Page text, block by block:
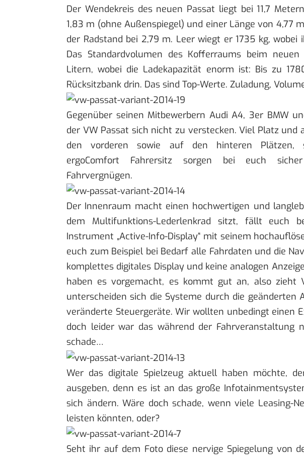
Der Wendekreis des neuen Passat liegt bei 11,7
1,83 m (ohne Außenspiegel) und einer Länge von 4,77
der Radstand bei 2,79 m. Leer wiegt er 1735 kg,
Das Standardvolumen des Kofferraums beim
Litern, wobei die Ladekapazität enorm ist: Bis zu
Rücksitzbank drin. Das sind Top-Werte. Zuladung,
Gegenüber seinen Mitbewerbern Audi A4, 3er BMW
der VW Passat sich nicht zu verstecken. Viel Platz
den vorderen sowie auf den hinteren Plätzen,
ergoComfort Fahrersitz sorgen bei euch
Fahrvergnügen.
Der Innenraum macht einen hochwertigen und
dem Multifunktions-Lederlenkrad sitzt, fällt euch
Instrument „Active-Info-Display“ mit seinem
euch zum Beispiel bei Bedarf alle Fahrdaten und die
komplettes digitales Display und keine analogen
haben es vorgemacht, es kommt gut an, also zieht
unterscheiden sich die Systeme durch die geänderten
veränderte Steuergeräte. Wir wollten unbedingt einen
doch leider war das während der Fahrveranstaltung
schade…
Wer das digitale Spielzeug aktuell haben möchte,
ausgeben, denn es ist an das große
sich ändern. Wäre doch schade, wenn viele Leasing-
leisten könnten, oder?
Seht ihr auf dem Foto diese nervige Spiegelung von